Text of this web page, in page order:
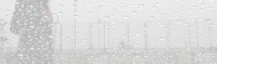
Clases de Muai Thai en Complejo